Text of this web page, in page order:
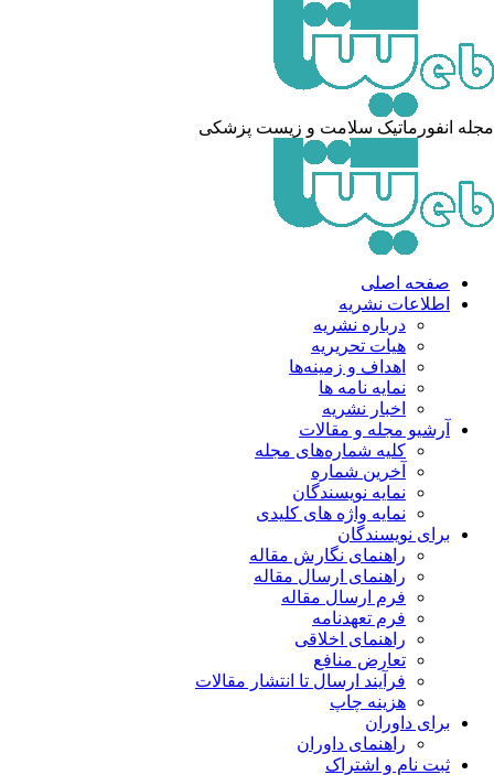
انفورماتیک سلامت و زیست پزشکی
صفحه اصلی
اطلاعات نشریه
درباره نشریه
هیات تحریریه
اهداف و زمینه‌ها
نمایه نامه ها
اخبار نشریه
آرشیو مجله و مقالات
کلیه شماره‌های مجله
آخرین شماره
نمایه نویسندگان
نمایه واژه های کلیدی
برای نویسندگان
راهنمای نگارش مقاله
راهنمای ارسال مقاله
فرم ارسال مقاله
فرم تعهدنامه
راهنمای اخلاقی
تعارض منافع
فرآیند ارسال تا انتشار مقالات
هزینه چاپ
برای داوران
راهنمای داوران
ثبت نام و اشتراک